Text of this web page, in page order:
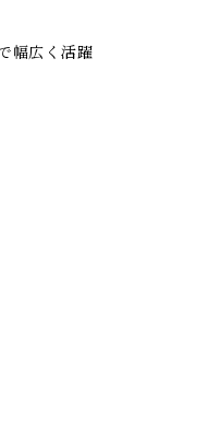
幅広く活躍